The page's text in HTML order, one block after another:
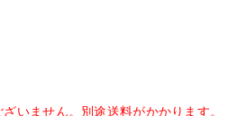
いません。別途送料がかかります。